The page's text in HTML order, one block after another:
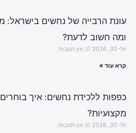
עונת הרבייה של נחשים בישראל:
ומה חשוב לדעת?
אין תגובות
קרא עוד »
כפפות ללכידת נחשים: איך בוחרים
מקצועיות?
אין תגובות